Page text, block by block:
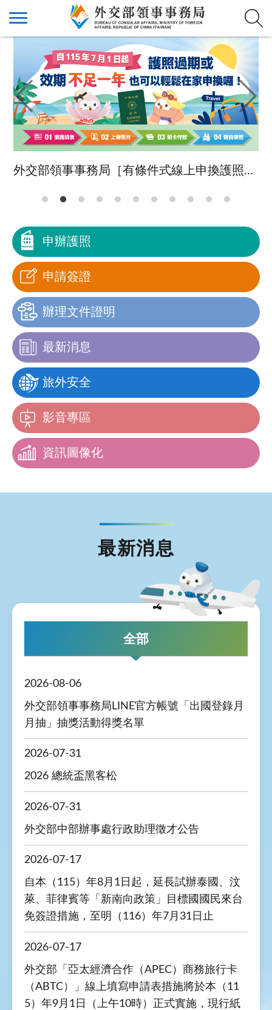
外交部領事事務局［有條件式線上申換護照］上線
申辦護照
申請簽證
辦理文件證明
最新消息
旅外安全
影音專區
資訊圖像化
最新消息
全部
2026-08-06
外交部領事事務局LINE官方帳號「出國登錄月
月抽」抽獎活動得獎名單
2026-07-31
2026 總統盃黑客松
2026-07-31
外交部中部辦事處行政助理徵才公告
2026-07-17
自本（115）年8月1日起，延長試辦泰國、汶
萊、菲律賓等「新南向政策」目標國國民來台
免簽證措施，至明（116）年7月31日止
2026-07-17
外交部「亞太經濟合作（APEC）商務旅行卡
（ABTC）」線上填寫申請表措施將於本（11
5）年9月1日（上午10時）正式實施，現行紙